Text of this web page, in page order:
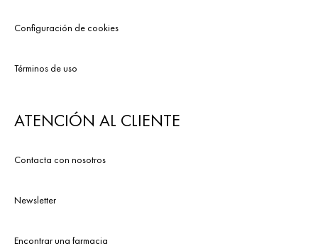
Configuración de cookies
Términos de uso
ATENCIÓN AL CLIENTE
Contacta con nosotros
Newsletter
Encontrar una farmacia